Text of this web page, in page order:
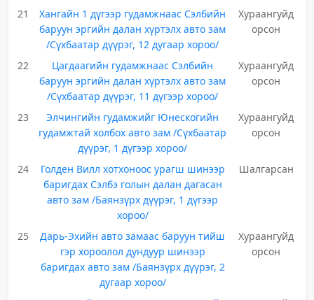
21
Хангайн 1 дүгээр гудамжнаас Сэлбийн
баруун эргийн далан хүртэлх авто зам
/Сүхбаатар дүүрэг, 12 дугаар хороо/
Хураангуйд
орсон
22
Цагдаагийн гудамжнаас Сэлбийн
баруун эргийн далан хүртэлх авто зам
/Сүхбаатар дүүрэг, 11 дүгээр хороо/
Хураангуйд
орсон
23
Элчингийн гудамжийг Юнескогийн
гудамжтай холбох авто зам /Сүхбаатар
дүүрэг, 1 дүгээр хороо/
Хураангуйд
орсон
24
Голден Вилл хотхоноос урагш шинээр
баригдах Сэлбэ голын далан дагасан
авто зам /Баянзүрх дүүрэг, 1 дүгээр
хороо/
Шалгарсан
25
Дарь-Эхийн авто замаас баруун тийш
гэр хороолол дундуур шинээр
баригдах авто зам /Баянзүрх дүүрэг, 2
дугаар хороо/
Хураангуйд
орсон